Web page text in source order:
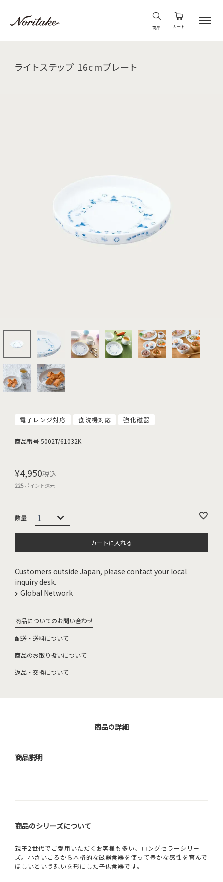
商品 カート
ライトステップ 16cmプレート
電子レンジ対応 食洗機対応 強化磁器
商品番号 5002T/61032K
¥4,950税込
225ポイント還元
カートに入れる
Customers outside Japan, please contact your local
inquiry desk.
Global Network
商品についてのお問い合わせ
配送・送料について
商品のお取り扱いについて
返品・交換について
商品の詳細
商品説明
商品のシリーズについて
親子2世代でご愛用いただくお客様も多い、ロングセラーシリー
ズ。小さいころから本格的な磁器食器を使って豊かな感性を育んで
ほしいという想いを形にした子供食器です。